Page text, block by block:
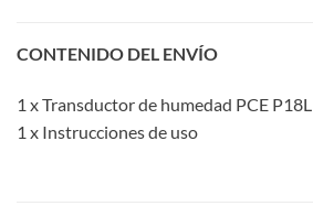
CONTENIDO DEL ENVÍO
1 x Transductor de humedad PCE P18L
1 x Instrucciones de uso